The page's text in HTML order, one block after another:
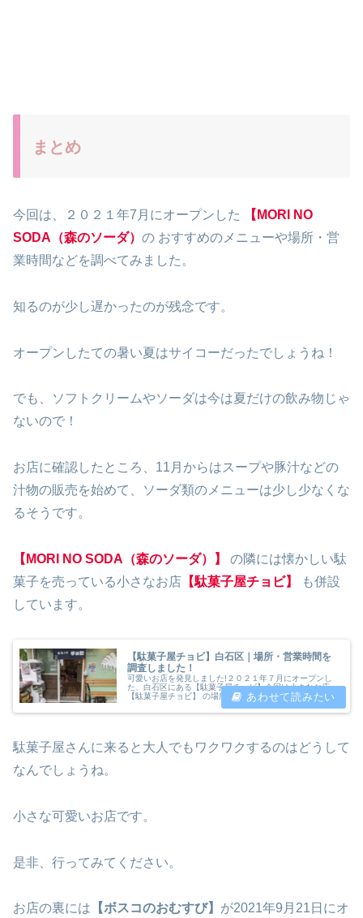
まとめ
今回は、２０２１年7月にオープンした
【MORI NO
SODA（森のソーダ） の おすすめのメニューや場所・営
業時間などを調べてみました。
知るのが少し遅かったのが残念です。
オープンしたての暑い夏はサイコーだったでしょうね！
でも、ソフトクリームやソーダは今は夏だけの飲み物じゃ
ないので！
お店に確認したところ、11月からはスープや豚汁などの
汁物の販売を始めて、ソーダ類のメニューは少し少なくな
るそうです。
【MORI NO SODA（森のソーダ）】
の隣には懐かしい駄
菓子を売っている小さなお店 【駄菓子屋チョビ】
も併設
しています。
【駄菓子屋チョビ】白石区｜場所・営業時間を
調査しました！
可愛いお店を発見しました!２０２１年７月にオープンし
た、白石区にある【駄菓子屋チョビ】今回は小さなお店
【駄菓子屋チョビ】 の場所・営業時間などを調査してみ
ました。【駄菓子屋チョビ】の 場所・営業時間【駄菓子
屋チョビ】 は白石区の平和通りにあ...
駄菓子屋さんに来ると大人でもワクワクするのはどうして
なんでしょうね。
小さな可愛いお店です。
是非、行ってみてください。
お店の裏には 【ボスコのおむすび】 が2021年9月21日にオ